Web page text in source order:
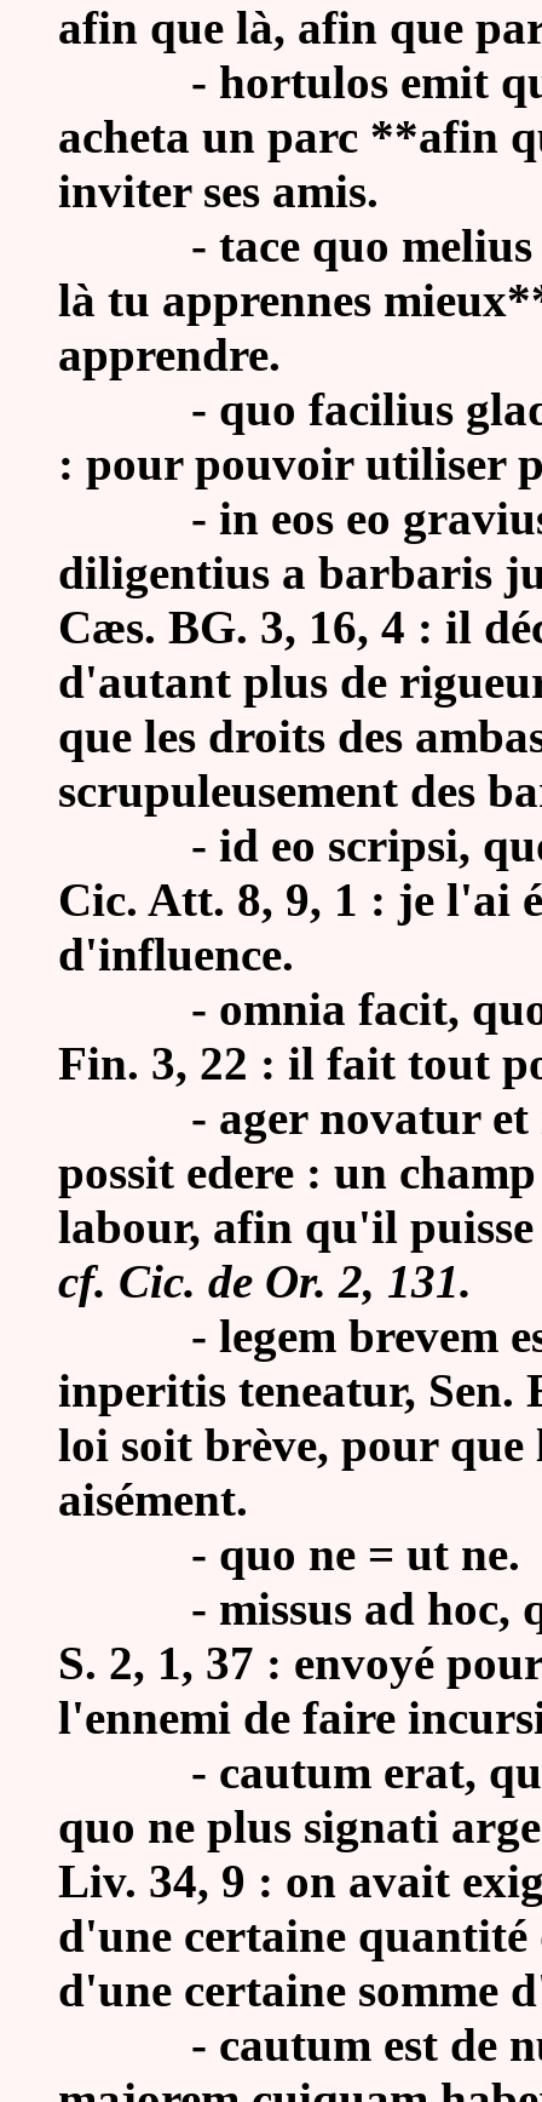
afin que là, afin que
- hortulos emit quo
acheta un parc **afin
inviter ses amis.
- tace quo melius
là tu apprennes
apprendre.
- quo facilius
: pour pouvoir utiliser
- in eos eo
diligentius a barbaris
Cæs. BG. 3, 16, 4 : il
d'autant plus de
que les droits des
scrupuleusement des
- id eo scripsi,
Cic. Att. 8, 9, 1 : je l'ai
d'influence.
- omnia facit,
Fin. 3, 22 : il fait tout
- ager novatur
possit edere : un
labour, afin qu'il
cf. Cic. de Or. 2, 131.
- legem brevem
inperitis teneatur, Sen.
loi soit brève, pour
aisément.
- quo ne = ut ne.
- missus ad hoc,
S. 2, 1, 37 : envoyé
l'ennemi de faire
- cautum erat,
quo ne plus signati
Liv. 34, 9 : on avait
d'une certaine
d'une certaine somme
- cautum est de